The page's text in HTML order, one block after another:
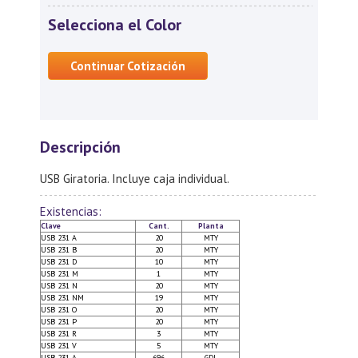
Selecciona el Color
Continuar Cotización
Descripción
USB Giratoria. Incluye caja individual.
Existencias:
Clave Cant.
Planta
USB 231 A
20
MTY
USB 231 B
20
MTY
USB 231 D
10
MTY
USB 231 M
1
MTY
USB 231 N
20
MTY
USB 231 NM
19
MTY
USB 231 O
20
MTY
USB 231 P
20
MTY
USB 231 R
3
MTY
USB 231 V
5
MTY